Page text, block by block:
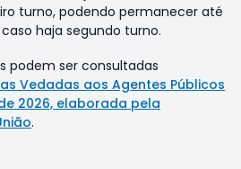
turno, podendo permanecer até
haja segundo turno.
podem ser consultadas
Vedadas aos Agentes Públicos
2026, elaborada pela
.